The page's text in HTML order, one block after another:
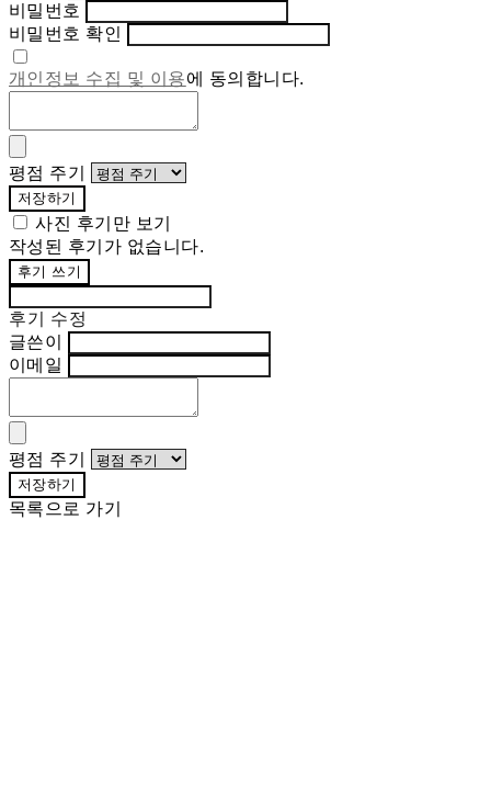
비밀번호
비밀번호 확인
개인정보 수집 및 이용에 동의합니다.
평점 주기
저장하기
사진 후기만 보기
작성된 후기가 없습니다.
후기 쓰기
후기 수정
글쓴이
이메일
평점 주기
저장하기
목록으로 가기